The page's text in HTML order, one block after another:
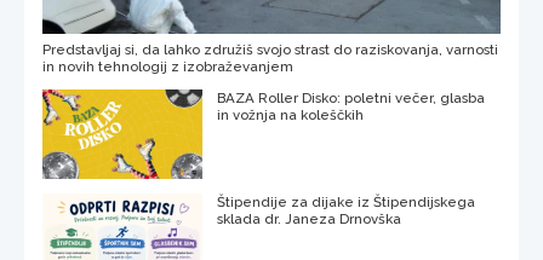
Predstavljaj si, da lahko združiš svojo strast do raziskovanja, varnosti
in novih tehnologij z izobraževanjem
BAZA Roller Disko: poletni večer, glasba
in vožnja na koleščkih
Štipendije za dijake iz Štipendijskega
sklada dr. Janeza Drnovška